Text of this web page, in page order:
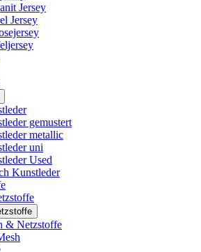
Jersey
Jersey
gemustert
metallic
uni
Used
Kunstleder
& Netzstoffe